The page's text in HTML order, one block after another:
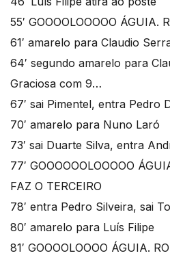
55′ GOOOOLOOOOO ÁGUIA.
61′ amarelo para Claudio
64′ segundo amarelo para
Graciosa com 9…
67′ sai Pimentel, entra Pedro
70′ amarelo para Nuno Laró
73′ sai Duarte Silva, entra
77′ GOOOOOOLOOOOO
FAZ O TERCEIRO
78′ entra Pedro Silveira, sai
80′ amarelo para Luís Filipe
81′ GOOOOLOOOO ÁGUIA.